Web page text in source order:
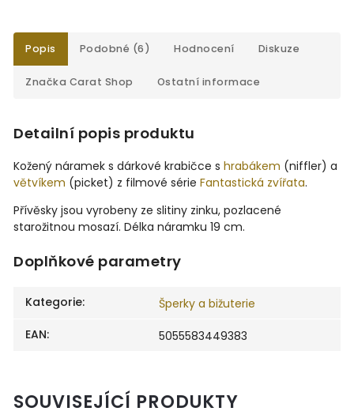
Popis Podobné (6) Hodnocení Diskuze
Značka Carat Shop Ostatní informace
Detailní popis produktu
Kožený náramek s dárkové krabičce s hrabákem (niffler) a
větvíkem (picket) z filmové série Fantastická zvířata.
Přívěsky jsou vyrobeny ze slitiny zinku, pozlacené
starožitnou mosazí. Délka náramku 19 cm.
Doplňkové parametry
Kategorie:
Šperky a bižuterie
EAN: 5055583449383
SOUVISEJÍCÍ PRODUKTY